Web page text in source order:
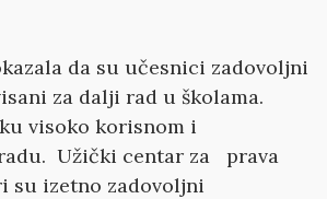
da su učesnici zadovoljni
za dalji rad u školama.
visoko korisnom i
Užički centar za prava
su izetno zadovoljni